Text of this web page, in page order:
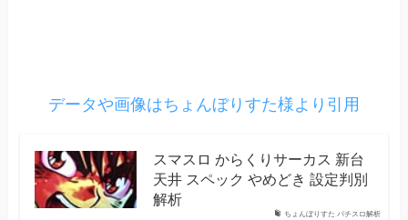
データや画像はちょんぼりすた様より引用
ちょんぼりすた パチスロ解析
スマスロ からくりサーカス 新台
天井 スペック やめどき 設定判別
解析